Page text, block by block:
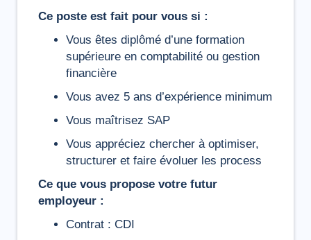
Ce poste est fait pour vous si :
Vous êtes diplômé d’une formation
supérieure en comptabilité ou gestion
financière
Vous avez 5 ans d’expérience minimum
Vous maîtrisez SAP
Vous appréciez chercher à optimiser,
structurer et faire évoluer les process
Ce que vous propose votre futur
employeur :
Contrat : CDI